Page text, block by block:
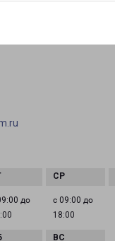
до
с 09:00 до
18:00